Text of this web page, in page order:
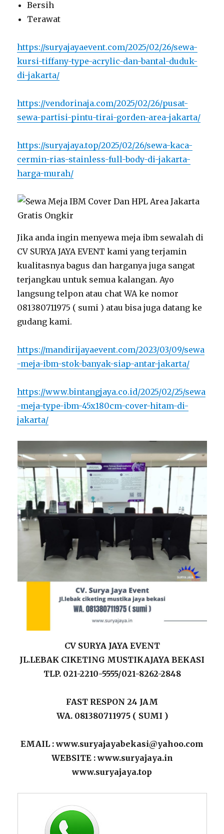
Bersih
Terawat
https://suryajayaevent.com/2025/02/26/sewa-
kursi-tiffany-type-acrylic-dan-bantal-duduk-
di-jakarta/
https://vendorinaja.com/2025/02/26/pusat-
sewa-partisi-pintu-tirai-gorden-area-jakarta/
https://suryajaya.top/2025/02/26/sewa-kaca-
cermin-rias-stainless-full-body-di-jakarta-
harga-murah/
Jika anda ingin menyewa meja ibm sewalah di
CV SURYA JAYA EVENT kami yang terjamin
kualitasnya bagus dan harganya juga sangat
terjangkau untuk semua kalangan. Ayo
langsung telpon atau chat WA ke nomor
081380711975 ( sumi ) atau bisa juga datang ke
gudang kami.
https://mandirijayaevent.com/2023/03/09/sewa
-meja-ibm-stok-banyak-siap-antar-jakarta/
https://www.bintangjaya.co.id/2025/02/25/sewa
-meja-type-ibm-45x180cm-cover-hitam-di-
jakarta/
CV SURYA JAYA EVENT
JL.LEBAK CIKETING MUSTIKAJAYA BEKASI
TLP. 021-2210-5555/021-8262-2848
FAST RESPON 24 JAM
WA. 081380711975 ( SUMI )
EMAIL : www.suryajayabekasi@yahoo.com
WEBSITE : www.suryajaya.in
www.suryajaya.top